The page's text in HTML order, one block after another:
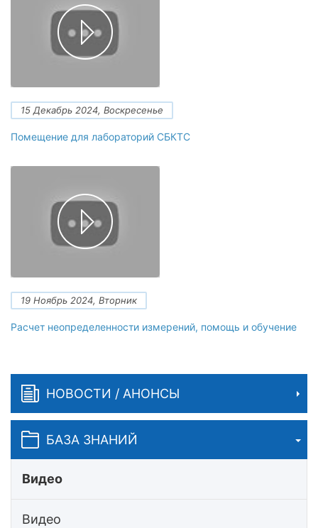
НОВОСТИ / АНОНСЫ
БАЗА ЗНАНИЙ
Видео
Видео
15 Декабрь 2024, Воскресенье
Помещение для лабораторий СБКТС
19 Ноябрь 2024, Вторник
Расчет неопределенности измерений, помощь и обучение